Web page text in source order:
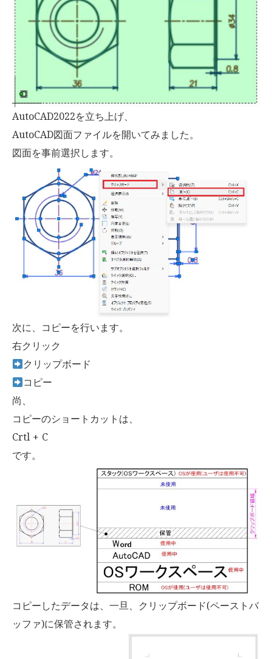
AutoCAD2022を立ち上げ、
AutoCAD図面ファイルを開いてみました。
図面を事前選択します。
次に、コピーを行います。
右クリック
クリップボード
コピー
尚、
コピーのショートカットは、
Crtl + C
です。
コピーしたデータは、一旦、クリップボード(ペーストバ
ッファ)に保管されます。